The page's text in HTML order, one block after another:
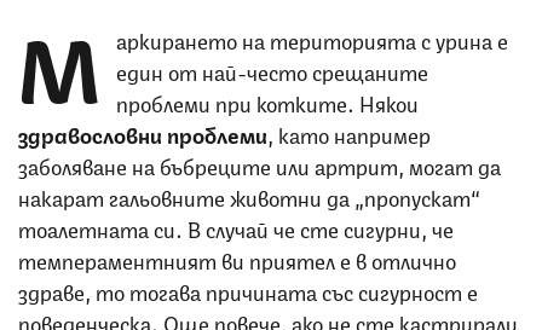
М
аркирането на територията с урина е
един от най-често срещаните
проблеми при котките. Някои
здравословни проблеми , като например
заболяване на бъбреците или артрит, могат да
накарат гальовните животни да „пропускат“
тоалетната си. В случай че сте сигурни, че
темпераментният ви приятел е в отлично
здраве, то тогава причината със сигурност е
поведенческа. Още повече, ако не сте кастрирали